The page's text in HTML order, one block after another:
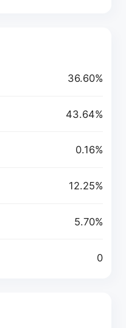
36.60%
43.64%
0.16%
12.25%
5.70%
0